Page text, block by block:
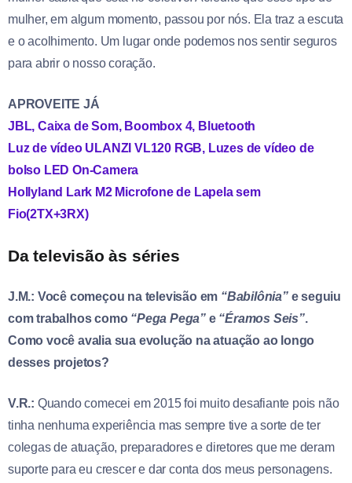
mulher, em algum momento, passou por nós. Ela traz a escuta
e o acolhimento. Um lugar onde podemos nos sentir seguros
para abrir o nosso coração.
APROVEITE JÁ
JBL, Caixa de Som, Boombox 4, Bluetooth
Luz de vídeo ULANZI VL120 RGB, Luzes de vídeo de
bolso LED On-Camera
Hollyland Lark M2 Microfone de Lapela sem
Fio(2TX+3RX)
Da televisão às séries
J.M.: Você começou na televisão em “Babilônia”e seguiu
com trabalhos como “Pega Pega” e “Éramos Seis”.
Como você avalia sua evolução na atuação ao longo
desses projetos?
V.R.: Quando comecei em 2015 foi muito desafiante pois não
tinha nenhuma experiência mas sempre tive a sorte de ter
colegas de atuação, preparadores e diretores que me deram
suporte para eu crescer e dar conta dos meus personagens.